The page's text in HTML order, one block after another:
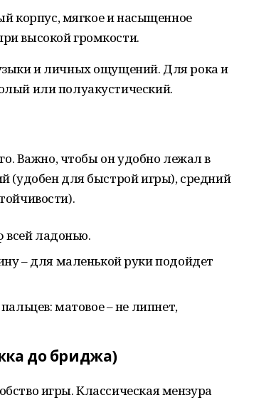
корпус, мягкое и насыщенное
высокой громкости.
и личных ощущений. Для рока и
или полуакустический.
Важно, чтобы он удобно лежал в
(удобен для быстрой игры), средний
всей ладонью.
– для маленькой руки подойдет
матовое – не липнет,
до бриджа)
игры. Классическая мензура